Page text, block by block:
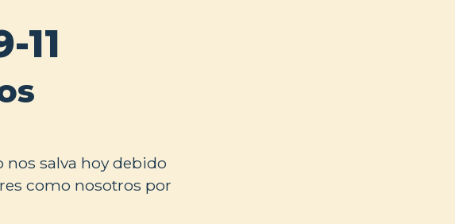
11
nos salva hoy debido
como nosotros por